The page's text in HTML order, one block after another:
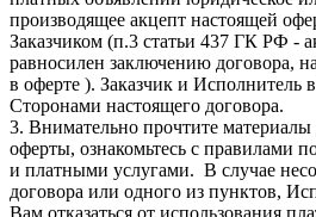
производящее акцепт настоящей
Заказчиком (п.3 статьи 437 ГК РФ -
равносилен заключению договора,
в оферте ). Заказчик и Исполнитель
Сторонами настоящего договора.
3. Внимательно прочтите
оферты, ознакомьтесь с правилами
и платными услугами. В случае
договора или одного из пунктов,
Вам отказаться от использования